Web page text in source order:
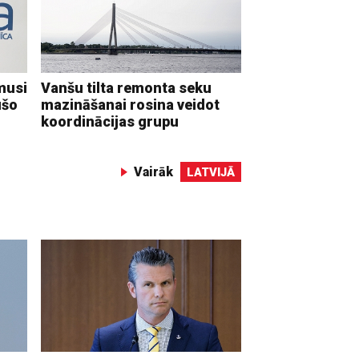
Vanšu tilta remonta seku
mazināšanai rosina veidot
koordinācijas grupu
Vairāk LATVIJĀ